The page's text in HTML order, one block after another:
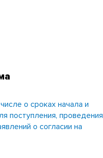
о сроках начала и
поступления, проведения
о согласии на